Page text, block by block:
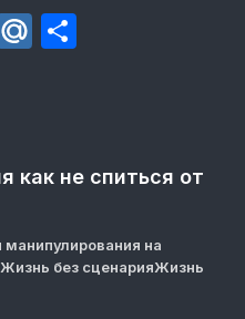
Mail.Ru
как не спиться от
манипулирования на
без сценарияЖизнь